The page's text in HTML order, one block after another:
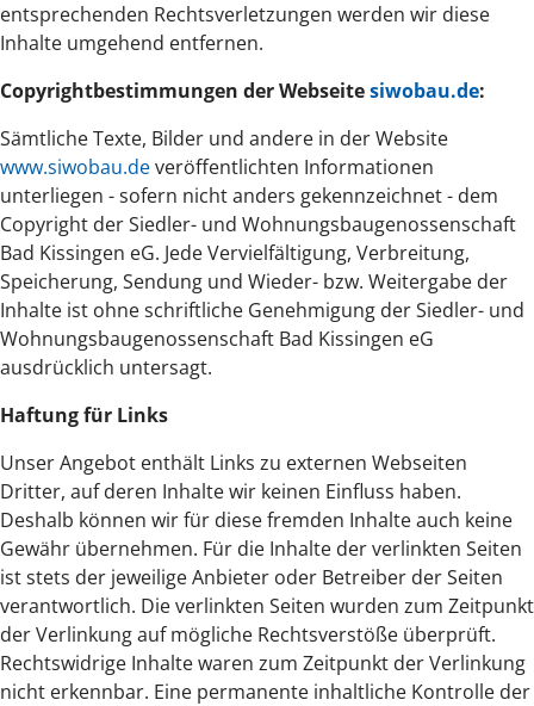
entsprechenden Rechtsverletzungen werden wir diese
Inhalte umgehend entfernen.
Copyrightbestimmungen der Webseitesiwobau.de:
Sämtliche Texte, Bilder und andere in der Website
www.siwobau.deveröffentlichten Informationen
unterliegen - sofern nicht anders gekennzeichnet - dem
Copyright der Siedler- und Wohnungsbaugenossenschaft
Bad Kissingen eG. Jede Vervielfältigung, Verbreitung,
Speicherung, Sendung und Wieder- bzw. Weitergabe der
Inhalte ist ohne schriftliche Genehmigung der Siedler- und
Wohnungsbaugenossenschaft Bad Kissingen eG
ausdrücklich untersagt.
Haftung für Links
Unser Angebot enthält Links zu externen Webseiten
Dritter, auf deren Inhalte wir keinen Einfluss haben.
Deshalb können wir für diese fremden Inhalte auch keine
Gewähr übernehmen. Für die Inhalte der verlinkten Seiten
ist stets der jeweilige Anbieter oder Betreiber der Seiten
verantwortlich. Die verlinkten Seiten wurden zum Zeitpunkt
der Verlinkung auf mögliche Rechtsverstöße überprüft.
Rechtswidrige Inhalte waren zum Zeitpunkt der Verlinkung
nicht erkennbar. Eine permanente inhaltliche Kontrolle der